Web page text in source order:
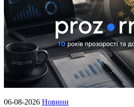
06-08-2026 Новини